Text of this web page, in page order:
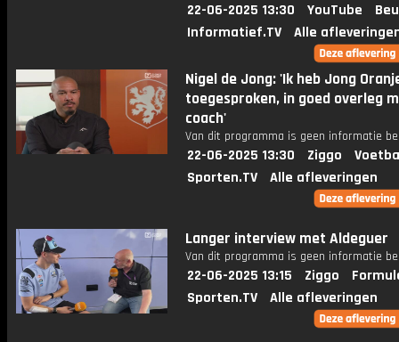
22-06-2025 13:30 YouTube
Informatief.TV
Alle
Nigel de Jong: 'Ik heb Jong
toegesproken, in goed overleg
coach'
Van dit programma is geen informatie
22-06-2025 13:30 Ziggo
Sporten.TV
Alle afleveringen
Langer interview met Aldeguer
Van dit programma is geen informatie
22-06-2025 13:15 Ziggo
Sporten.TV
Alle afleveringen